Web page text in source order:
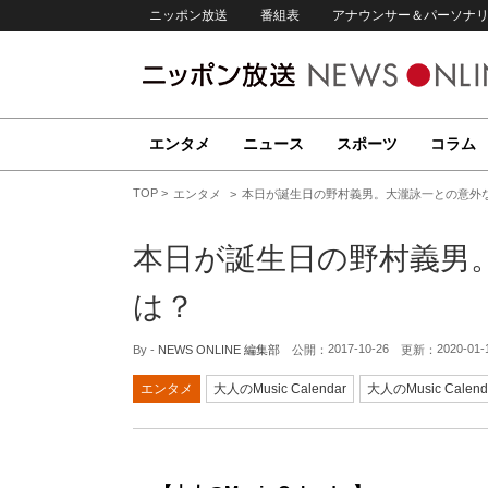
ニッポン放送 番組表 アナウンサー＆パーソナ
エンタメ ニュース スポーツ コラム
TOP エンタメ 本日が誕生日の野村義男。大瀧詠一との意外
本日が誕生日の野村義男
は？
By - NEWS ONLINE 編集部 公開： 2017-10-26 更新： 2020-01-
エンタメ 大人のMusic Calendar 大人のMusic